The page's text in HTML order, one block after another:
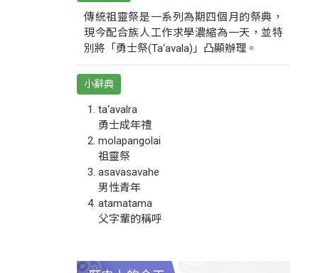
傳統祖靈祭是一系列為期四個月的祭典，
現今配合族人工作求學濃縮為一天，並特
別將「勇士祭(Ta‘avala)」凸顯辦理。
小辭典
ta‘avalra
勇士成年禮
molapangolai
祖靈祭
asavasavahe
男性青年
atamatama
父字輩的稱呼